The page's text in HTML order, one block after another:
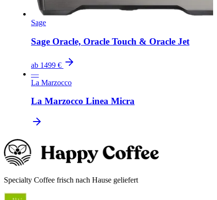
Sage
Sage Oracle, Oracle Touch & Oracle Jet
ab 1499 €
—
La Marzocco
La Marzocco Linea Micra
Specialty Coffee frisch nach Hause geliefert